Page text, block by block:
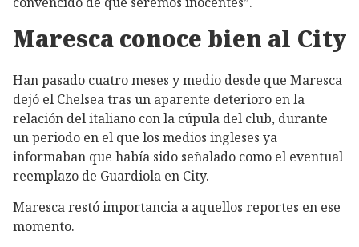
Maresca conoce bien al City
Han pasado cuatro meses y medio desde que Maresca
dejó el Chelsea tras un aparente deterioro en la
relación del italiano con la cúpula del club, durante
un periodo en el que los medios ingleses ya
informaban que había sido señalado como el eventual
reemplazo de Guardiola en City.
Maresca restó importancia a aquellos reportes en ese
momento.